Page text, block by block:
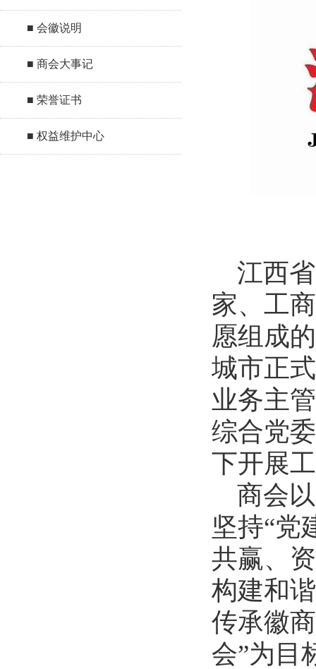
■ 会徽说明
■ 商会大事记
■ 荣誉证书
■ 权益维护中心
江西省
家、工
愿组成
城市正
业务主
综合党
下开展
商会
坚持“党
共赢、
构建和
传承徽
会”为目